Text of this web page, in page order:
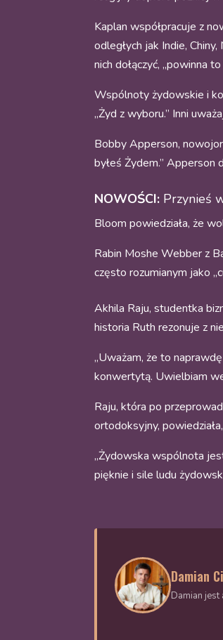
Kaplan współpracuje z
odległych jak Indie,
nich dołączyć, „powinna
Wspólnoty żydowskie i
„Żyd z wyboru.” Inni
Bobby Apperson,
byłeś Żydem.” Apperson
NOWOŚCI: Przynieś
Bloom powiedziała, że
Rabin Moshe Webber z
często rozumianym jako
Akhila Raju, studentka
historia Ruth rezonuje z
„Uważam, że to
konwertytą. Uwielbiam
Raju, która po
ortodoksyjny,
„Żydowska wspólnota
pięknie i sile ludu
Damian
Damian